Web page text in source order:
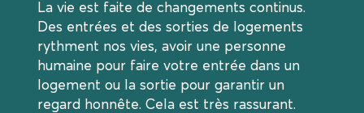
La vie est faite de changements continus.
Des entrées et des sorties de logements
rythment nos vies, avoir une personne
humaine pour faire votre entrée dans un
logement ou la sortie pour garantir un
regard honnête. Cela est très rassurant.